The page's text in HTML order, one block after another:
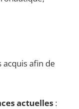
acquis afin de
actuelles :